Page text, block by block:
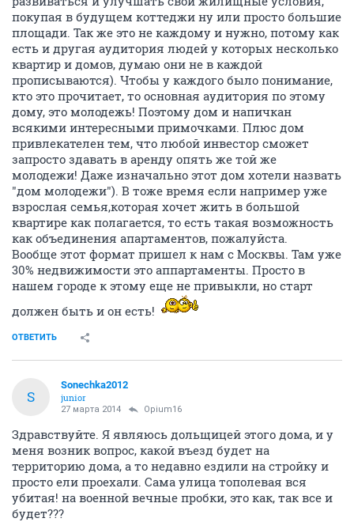
покупая в будущем коттеджи ну или просто большие
площади. Так же это не каждому и нужно, потому как
есть и другая аудитория людей у которых несколько
квартир и домов, думаю они не в каждой
прописываются). Чтобы у каждого было понимание,
кто это прочитает, то основная аудитория по этому
дому, это молодежь! Поэтому дом и напичкан
всякими интересными примочками. Плюс дом
привлекателен тем, что любой инвестор сможет
запросто здавать в аренду опять же той же
молодежи! Даже изначально этот дом хотели назвать
"дом молодежи"). В тоже время если например уже
взрослая семья,которая хочет жить в большой
квартире как полагается, то есть такая возможность
как объединения апартаментов, пожалуйста.
Вообще этот формат пришел к нам с Москвы. Там уже
30% недвижимости это аппартаменты. Просто в
нашем городе к этому еще не привыкли, но старт
должен быть и он есть!
ОТВЕТИТЬ
S
Sonechka2012
junior
27 марта 2014 Opium16
Здравствуйте. Я являюсь дольщицей этого дома, и у
меня возник вопрос, какой въезд будет на
территорию дома, а то недавно ездили на стройку и
просто ели проехали. Сама улица тополевая вся
убитая! на военной вечные пробки, это как, так все и
будет???